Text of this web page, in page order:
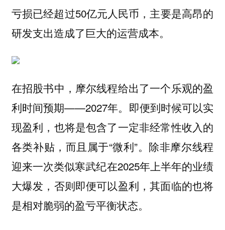
亏损已经超过50亿元人民币，主要是高昂的
研发支出造成了巨大的运营成本。
在招股书中，摩尔线程给出了一个乐观的盈
利时间预期——2027年。即便到时候可以实
现盈利，也将是包含了一定非经常性收入的
各类补贴，而且属于“微利”。除非摩尔线程
迎来一次类似寒武纪在2025年上半年的业绩
大爆发，否则即便可以盈利，其面临的也将
是相对脆弱的盈亏平衡状态。